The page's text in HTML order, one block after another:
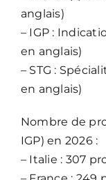
anglais)
– IGP :
en anglais)
– STG :
en anglais)
Nombre de
IGP) en 2026 :
– Italie : 307